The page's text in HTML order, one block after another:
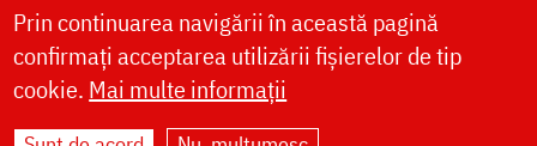
LIVE
Prin continuarea navigării în această pagină
confirmați acceptarea utilizării fișierelor de tip
cookie. Mai multe informații